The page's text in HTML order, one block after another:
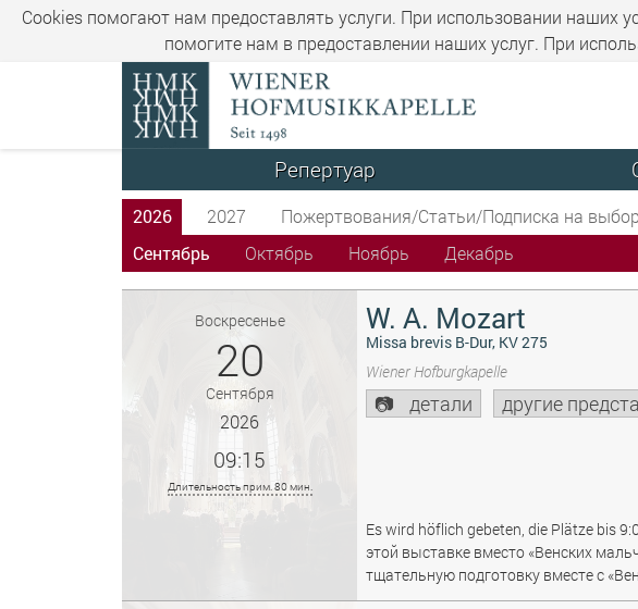
Cookies помогают нам предоставлять услуги. При использовании наших
помогите нам в предоставлении наших услуг. При
Репертуар
2026 2027 Пожертвования/Статьи/Подписка на
Сентябрь
Октябрь Ноябрь Декабрь
Воскресенье
20
Сентября
2026
09:15
Длительность прим. 80 мин.
W. A. Mozart
Missa brevis B-Dur, KV 275
Wiener Hofburgkapelle
детали другие
Es wird höflich gebeten, die Plätze bis
этой выставке вместо «Венских
тщательную подготовку вместе с